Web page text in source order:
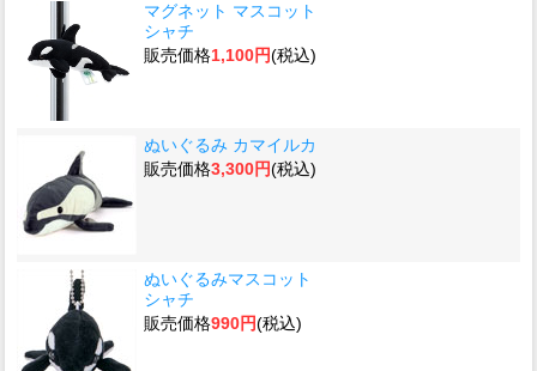
マグネット マスコット
シャチ
販売価格1,100円(税込)
ぬいぐるみ カマイルカ
販売価格3,300円(税込)
ぬいぐるみマスコット
シャチ
販売価格990円(税込)